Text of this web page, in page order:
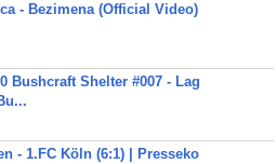
- Bezimena (Official Video)
Bushcraft Shelter #007 - Lag
- 1.FC Köln (6:1) | Presseko